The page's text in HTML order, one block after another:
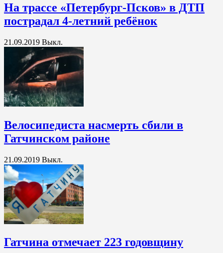
На трассе «Петербург-Псков» в ДТП
пострадал 4-летний ребёнок
21.09.2019 Выкл.
Велосипедиста насмерть сбили в
Гатчинском районе
21.09.2019 Выкл.
Гатчина отмечает 223 годовщину